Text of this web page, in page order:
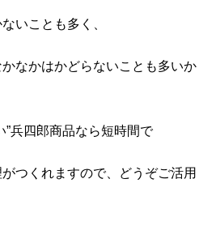
いことも多く、
なかはかどらないことも多いか
”兵四郎商品なら短時間で
つくれますので、どうぞご活用